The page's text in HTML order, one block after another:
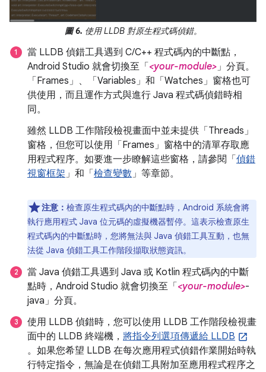
圖 6. 使用 LLDB 對原生程式碼偵錯。
當 LLDB 偵錯工具遇到 C/C++ 程式碼內的中斷點，
Android Studio 就會切換至「 <your-module>」 分頁。
「Frames」、「Variables」和「Watches」窗格也可
供使用，而且運作方式與進行 Java 程式碼偵錯時相
同。
雖然 LLDB 工作階段檢視畫面中並未提供「Threads」
窗格，但您可以使用「Frames」窗格中的清單存取應
用程式程序。如要進一步瞭解這些窗格，請參閱「 偵錯
視窗框架」和「 檢查變數」等章節。
注意： 檢查原生程式碼內的中斷點時，Android 系統會將
執行應用程式 Java 位元碼的虛擬機器暫停。這表示檢查原生
程式碼內的中斷點時，您將無法與 Java 偵錯工具互動，也無
法從 Java 偵錯工具工作階段擷取狀態資訊。
當 Java 偵錯工具遇到 Java 或 Kotlin 程式碼內的中斷
點時，Android Studio 就會切換至「 <your-module>-
java」分頁。
使用 LLDB 偵錯時，您可以使用 LLDB 工作階段檢視畫
面中的 LLDB 終端機， 將指令列選項傳遞給 LLDB
。如果您希望 LLDB 在每次應用程式偵錯作業開始時執
行特定指令，無論是在偵錯工具附加至應用程式程序之